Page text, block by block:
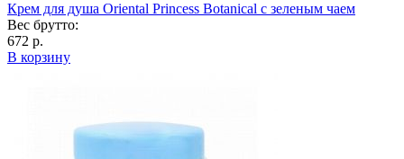
Крем для душа Oriental Princess Botanical с зеленым чаем
Вес брутто:
672 р.
В корзину